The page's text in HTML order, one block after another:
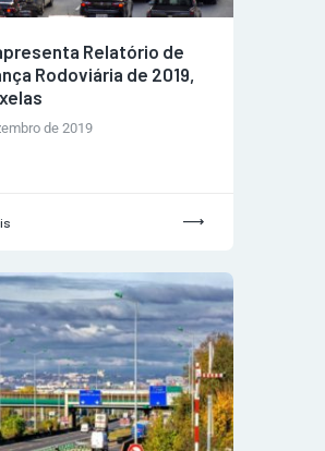
Relatório de
Rodoviária de 2019,
de 2019